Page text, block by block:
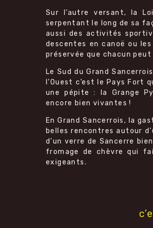
Sur l’autre versant, la
serpentant le long de sa
aussi des activités
descentes en canoë ou
préservée que chacun
Le Sud du Grand
l’Ouest c’est le Pays Fort
une pépite : la Grange
encore bien vivantes !
En Grand Sancerrois, la
belles rencontres autour
d’un verre de Sancerre
fromage de chèvre qui
exigeants.